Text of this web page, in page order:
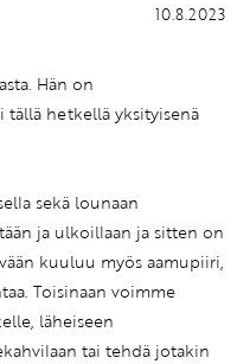
10.8.2023
Hän on
tällä hetkellä yksityisenä
sekä lounaan
ja ulkoillaan ja sitten on
kuuluu myös aamupiiri,
Toisinaan voimme
läheiseen
tai tehdä jotakin